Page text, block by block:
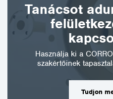
Tanácsot
Használja ki a
szakértőinek
Tudjon